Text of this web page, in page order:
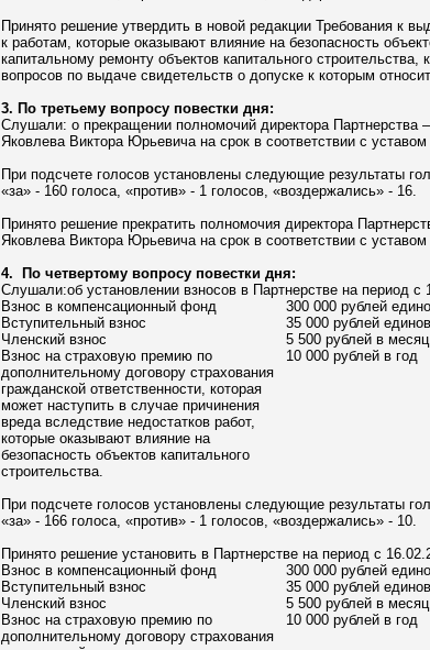
Принято решение утвердить в новой редакции Требования к
к работам, которые оказывают влияние на безопасность
капитальному ремонту объектов капитального
вопросов по выдаче свидетельств о допуске к которым
3. По третьему вопросу повестки дня:
Слушали: о прекращении полномочий директора Партнерства
Яковлева Виктора Юрьевича на срок в соответствии с уставом
При подсчете голосов установлены следующие результаты
«за» - 160 голоса, «против» - 1 голосов, «воздержались» - 16.
Принято решение прекратить полномочия директора
Яковлева Виктора Юрьевича на срок в соответствии с уставом
4.
По четвертому вопросу повестки дня:
Слушали:об установлении взносов в Партнерстве на период
Взнос в компенсационный фонд
300 000 рублей
Вступительный взнос
35 000 рублей
Членский взнос
5 500 рублей в месяц
Взнос на страховую премию по
дополнительному договору страхования
гражданской ответственности, которая
может наступить в случае причинения
вреда вследствие недостатков работ,
которые оказывают влияние на
безопасность объектов капитального
строительства.
10 000 рублей в год
При подсчете голосов установлены следующие результаты
«за» - 166 голоса, «против» - 1 голосов, «воздержались» - 10.
Принято решение установить в Партнерстве на период с
Взнос в компенсационный фонд
300 000 рублей
Вступительный взнос
35 000 рублей
Членский взнос
5 500 рублей в месяц
Взнос на страховую премию по
дополнительному договору страхования
10 000 рублей в год